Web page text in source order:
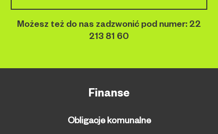
Możesz też do nas zadzwonić pod numer: 22
213 81 60
Finanse
Obligacje komunalne